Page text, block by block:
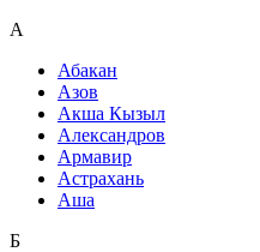
А
Абакан
Азов
Акша Кызыл
Александров
Армавир
Астрахань
Аша
Б